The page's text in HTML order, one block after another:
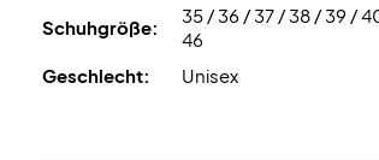
Schuhgröße:
35 / 36 / 37 / 38 / 39 /
46
Geschlecht:
Unisex